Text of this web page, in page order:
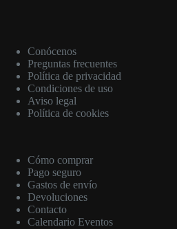
Conócenos
Preguntas frecuentes
Política de privacidad
Condiciones de uso
Aviso legal
Política de cookies
Cómo comprar
Pago seguro
Gastos de envío
Devoluciones
Contacto
Calendario Eventos